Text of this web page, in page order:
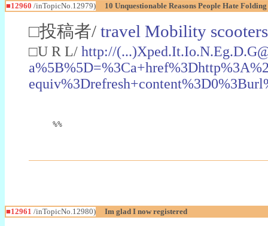
■12960 /inTopicNo.12979) 10 Unquestionable Reasons People Hate
□投稿者/ travel Mobility
□U R L/ http://
%%
■12961 /inTopicNo.12980) Im glad I now registered